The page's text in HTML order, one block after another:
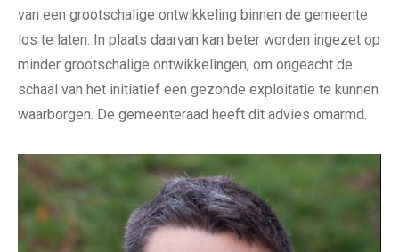
van een grootschalige ontwikkeling binnen de gemeente
los te laten. In plaats daarvan kan beter worden ingezet op
minder grootschalige ontwikkelingen, om ongeacht de
schaal van het initiatief een gezonde exploitatie te kunnen
waarborgen. De gemeenteraad heeft dit advies omarmd.